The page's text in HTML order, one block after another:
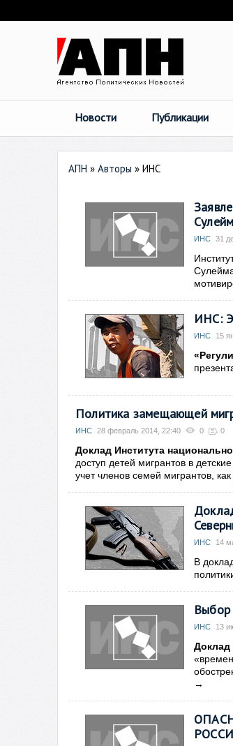
Новости Публикации
АПН » Авторы » ИНС
ИНС 31
ИНС:
ИНС 15
Политика замещающей
ИНС 28 февраль 2014, 22:40 0 0
Доклад Института
доступ детей мигрантов в
учет членов семей мигрантов,
ИНС 14
В
Выбор
ИНС 13
→